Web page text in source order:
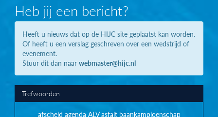
Heb jij een bericht?
Heeft u nieuws dat op de HIJC site geplaatst kan worden.
Of heeft u een verslag geschreven over een wedstrijd of
evenement.
Stuur dit dan naar webmaster@hijc.nl
Trefwoorden
afscheid agenda ALV asfalt baankampioenschap